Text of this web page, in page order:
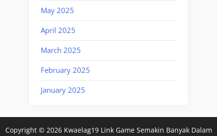
May 2025
April 2025
March 2025
February 2025
January 2025
Copyright © 2026 Kwaelag19 Link Game Semakin Banyak Dalam